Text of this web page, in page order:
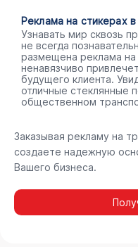
Реклама на стикерах
Узнавать мир сквозь
не всегда
размещена реклама
ненавязчиво
будущего клиента.
отличные стеклянные
общественном
Заказывая рекламу на
создаете надежную
Вашего бизнеса.